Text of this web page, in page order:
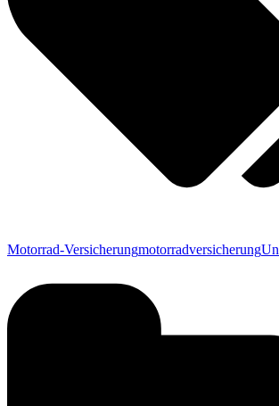
Motorrad-Versicherungmotorradversicherung